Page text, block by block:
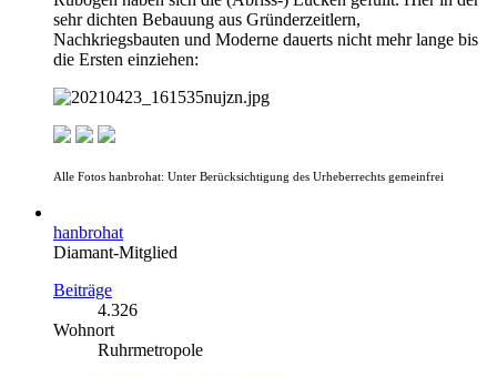
sehr dichten Bebauung aus Gründerzeitlern,
Nachkriegsbauten und Moderne dauerts nicht mehr lange bis
die Ersten einziehen:
Alle Fotos hanbrohat: Unter Berücksichtigung des Urheberrechts gemeinfrei
hanbrohat
Diamant-Mitglied
Beiträge
4.326
Wohnort
Ruhrmetropole